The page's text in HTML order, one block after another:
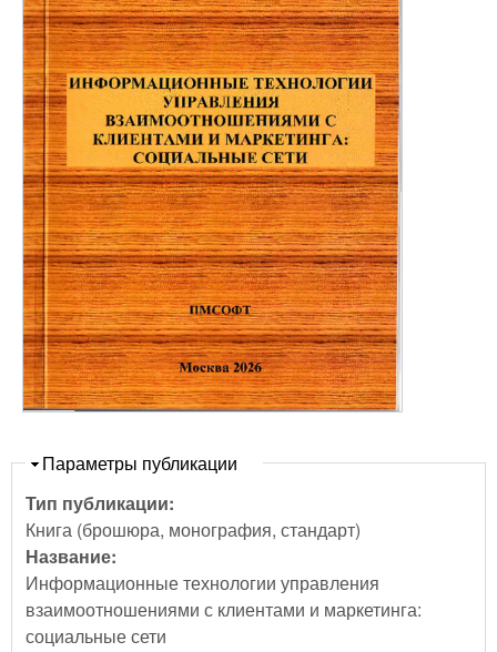
Скрыть
Параметры публикации
Тип публикации:
Книга (брошюра, монография, стандарт)
Название:
Информационные технологии управления
взаимоотношениями с клиентами и маркетинга:
социальные сети